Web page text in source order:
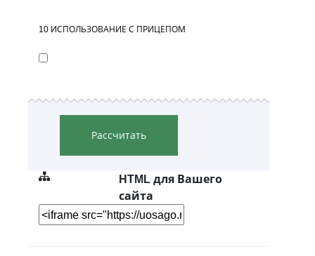
10 ИСПОЛЬЗОВАНИЕ С ПРИЦЕПОМ
Рассчитать
HTML для Вашего
сайта